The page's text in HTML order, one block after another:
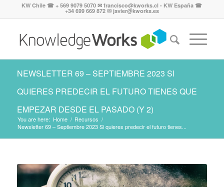
KW Chile ☎ + 569 9079 5070 ✉ francisco@kworks.cl - KW España ☎
+34 699 669 872 ✉ javier@kworks.es
NEWSLETTER 69 – SEPTIEMBRE 2023 SI
QUIERES PREDECIR EL FUTURO TIENES QUE
EMPEZAR DESDE EL PASADO (Y 2)
You are here: Home / Recursos /
Newsletter 69 – Septiembre 2023 Si quieres predecir el futuro tienes...